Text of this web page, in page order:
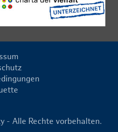
- Alle Rechte vorbehalten.